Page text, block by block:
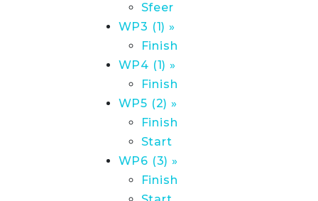
Sfeer
WP3 (1) »
Finish
WP4 (1) »
Finish
WP5 (2) »
Finish
Start
WP6 (3) »
Finish